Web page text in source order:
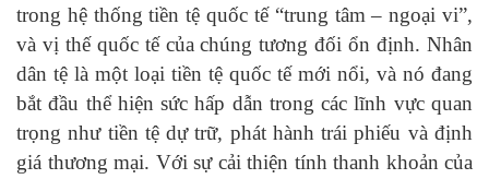
trong hệ thống tiền tệ quốc tế “trung tâm – ngoại vi”,
và vị thế quốc tế của chúng tương đối ổn định. Nhân
dân tệ là một loại tiền tệ quốc tế mới nổi, và nó đang
bắt đầu thể hiện sức hấp dẫn trong các lĩnh vực quan
trọng như tiền tệ dự trữ, phát hành trái phiếu và định
giá thương mại. Với sự cải thiện tính thanh khoản của